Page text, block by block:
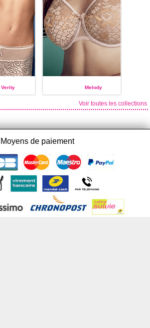
Verity Melody
EMPREINTE
Voir toutes les collections
Moyens de paiement